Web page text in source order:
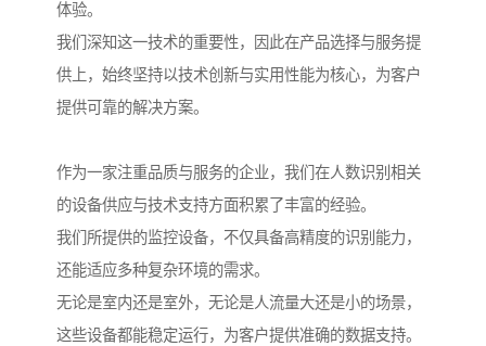
体验。
我们深知这一技术的重要性，因此在产品选择与服务提
供上，始终坚持以技术创新与实用性能为核心，为客户
提供可靠的解决方案。
作为一家注重品质与服务的企业，我们在人数识别相关
的设备供应与技术支持方面积累了丰富的经验。
我们所提供的监控设备，不仅具备高精度的识别能力，
还能适应多种复杂环境的需求。
无论是室内还是室外，无论是人流量大还是小的场景，
这些设备都能稳定运行，为客户提供准确的数据支持。